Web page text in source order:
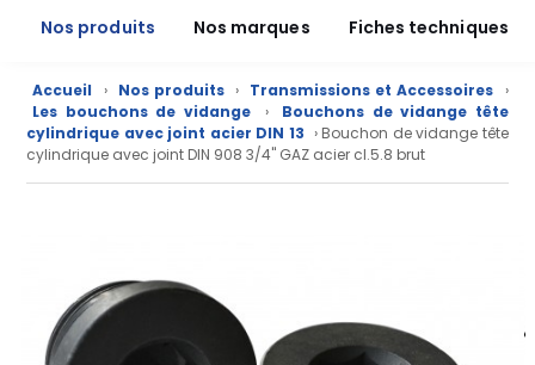
Nos
Nos produits
Nos marques Fiches techniques
Accueil › Nos produits › Transmissions et Accessoires
›
Les bouchons de vidange
›
Bouchons de vidange tête
cylindrique avec joint acier DIN 13 › Bouchon de vidange tête
cylindrique avec joint DIN 908 3/4" GAZ acier cl.5.8 brut